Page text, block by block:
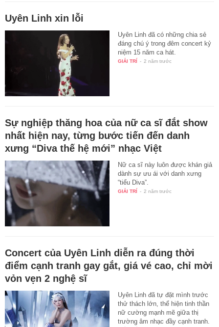
Uyên Linh xin lỗi
Uyên Linh đã có những chia sẻ
đáng chú ý trong đêm concert kỷ
niệm 15 năm ca hát.
GIẢI TRÍ - 2 năm trước
Sự nghiệp thăng hoa của nữ ca sĩ đắt show
nhất hiện nay, từng bước tiến đến danh
xưng “Diva thế hệ mới” nhạc Việt
Nữ ca sĩ này luôn được khán giả
dành sự ưu ái với danh xưng
“tiểu Diva”.
GIẢI TRÍ - 2 năm trước
Concert của Uyên Linh diễn ra đúng thời
điểm cạnh tranh gay gắt, giá vé cao, chỉ mời
vỏn vẹn 2 nghệ sĩ
Uyên Linh đã tự đặt mình trước
thử thách lớn, thể hiện tinh thần
nữ cường mạnh mẽ giữa thị
trường âm nhạc đầy cạnh tranh.